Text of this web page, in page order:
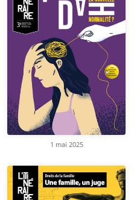
1 mai 2025